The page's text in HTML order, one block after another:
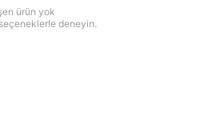
ürün yok
deneyin.